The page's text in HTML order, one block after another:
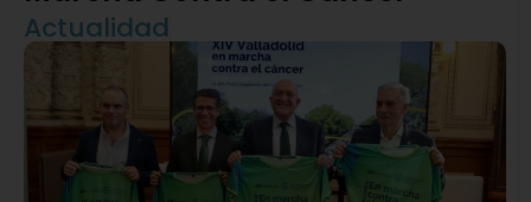
Actualidad